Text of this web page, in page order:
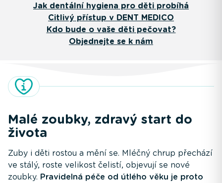
Jak dentální hygiena pro děti probíhá
Citlivý přístup v DENT MEDICO
Kdo bude o vaše děti pečovat?
Objednejte se k nám
Malé zoubky, zdravý start do
života
Zuby i děti rostou a mění se. Mléčný chrup přechází
ve stálý, roste velikost čelistí, objevují se nové
zoubky. Pravidelná péče od útlého věku je proto